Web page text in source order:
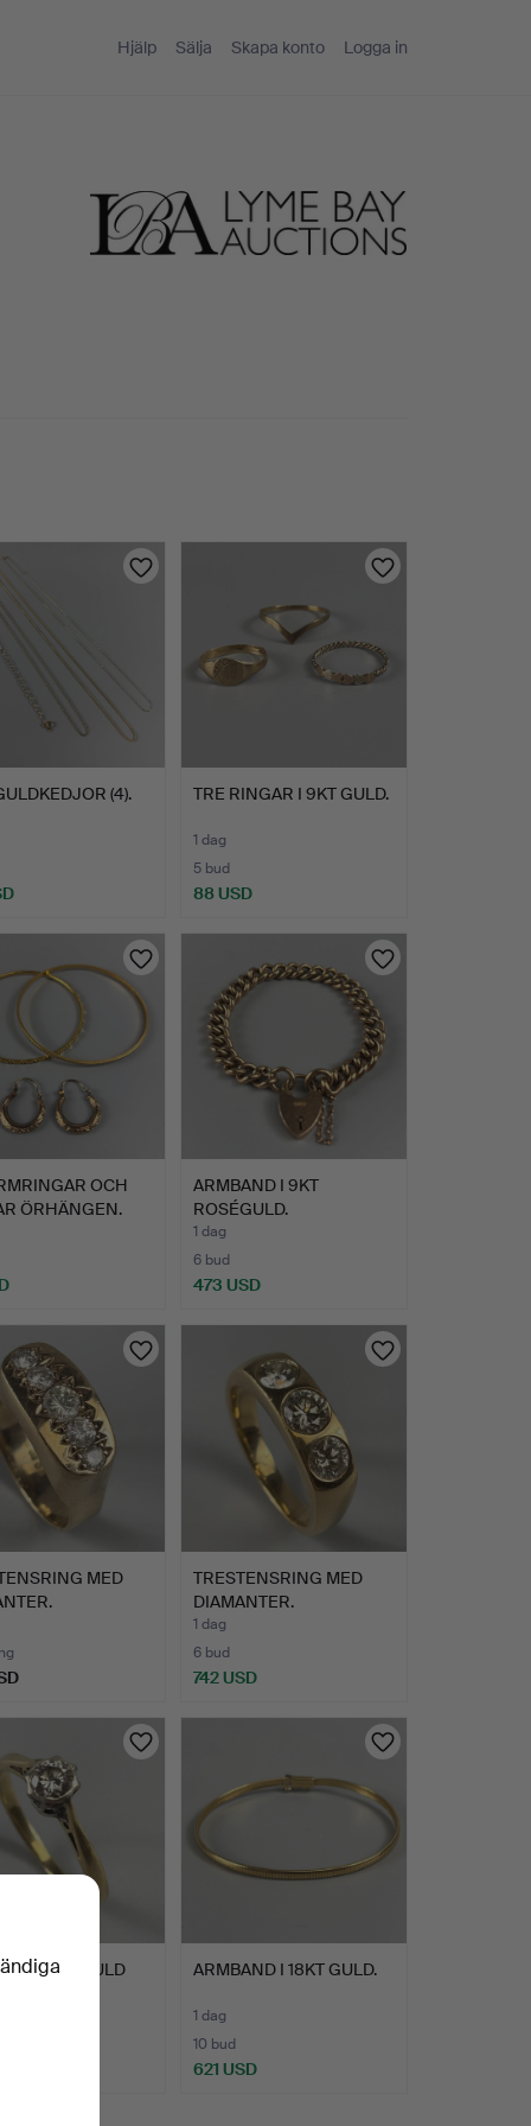
Hjälp Sälja Skapa konto Logga in
(4). TRE RINGAR I 9KT GULD.
1 dag
5 bud
88 USD
OCH
ÖRHÄNGEN.
ARMBAND I 9KT
ROSÉGULD.
1 dag
6 bud
473 USD
MED
TRESTENSRING MED
DIAMANTER.
1 dag
6 bud
742 USD
18KT GULGULD
ARMBAND I 18KT GULD.
1 dag
10 bud
621 USD